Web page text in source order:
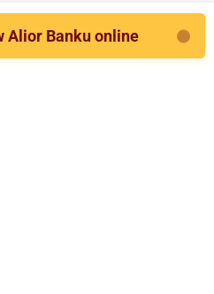
Alior Banku online